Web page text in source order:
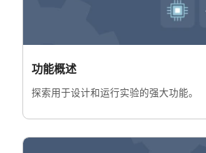
功能概述
探索用于设计和运行实验的强大功能。